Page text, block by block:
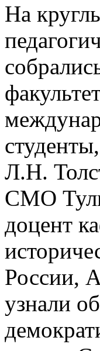
На
Л.Н.
СМО
доцент
России,
узнали